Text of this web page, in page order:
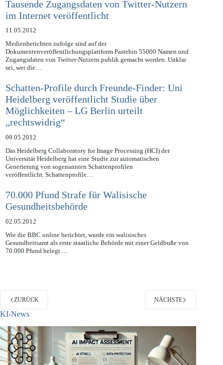
Tausende Zugangsdaten von Twitter-Nutzern
im Internet veröffentlicht
11.05.2012
Medienberichten zufolge sind auf der
Dokumentenveröffentlichungsplattform Pastebin 55000 Namen und
Zugangsdaten von Twitter-Nutzern publik gemacht worden. Unklar
Schatten-Profile durch Freunde-Finder: Uni
Heidelberg veröffentlicht Studie über
Möglichkeiten – LG Berlin urteilt
„rechtswidrig“
09.05.2012
Das Heidelberg Collaboratory for Image Processing (HCI) der
Universität Heidelberg hat eine Studie zur automatischen
Generierung von sogenannten Schattenprofilen
70.000 Pfund Strafe für Walisische
Gesundheitsbehörde
02.05.2012
Wie die BBC online berichtet, wurde ein walisisches
Gesundheitsamt als erste staatliche Behörde mit einer Geldbuße von
ZURÜCK
KI-News